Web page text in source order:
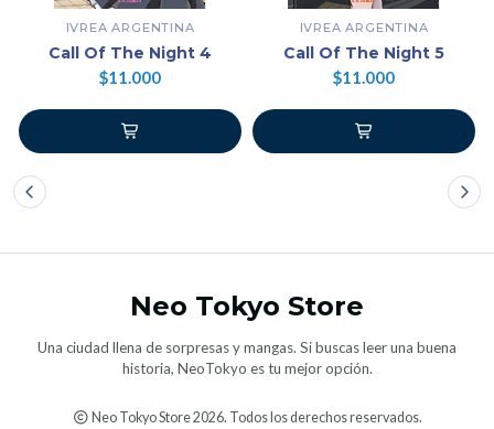
IVREA ARGENTINA
Call Of The Night 4
$11.000
IVREA ARGENTINA
Call Of The Night 5
$11.000
Neo Tokyo Store
Una ciudad llena de sorpresas y mangas. Si buscas leer una buena
historia, NeoTokyo es tu mejor opción.
Neo Tokyo Store 2026. Todos los derechos reservados.